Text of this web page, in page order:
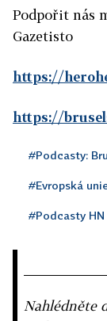
Podpořit nás
Gazetisto
https://
https://
#Podcasty:
#Evropská
#Podcasty HN
Nahlédněte